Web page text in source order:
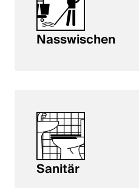
Nasswischen
Sanitär